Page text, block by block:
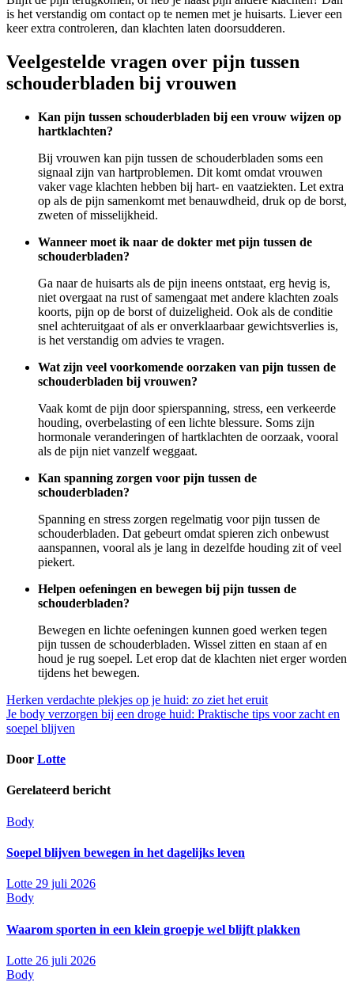
is het verstandig om contact op te nemen met je huisarts. Liever een
keer extra controleren, dan klachten laten doorsudderen.
Veelgestelde vragen over pijn tussen
schouderbladen bij vrouwen
Kan pijn tussen schouderbladen bij een vrouw wijzen op
hartklachten?
Bij vrouwen kan pijn tussen de schouderbladen soms een
signaal zijn van hartproblemen. Dit komt omdat vrouwen
vaker vage klachten hebben bij hart- en vaatziekten. Let extra
op als de pijn samenkomt met benauwdheid, druk op de borst,
zweten of misselijkheid.
Wanneer moet ik naar de dokter met pijn tussen de
schouderbladen?
Ga naar de huisarts als de pijn ineens ontstaat, erg hevig is,
niet overgaat na rust of samengaat met andere klachten zoals
koorts, pijn op de borst of duizeligheid. Ook als de conditie
snel achteruitgaat of als er onverklaarbaar gewichtsverlies is,
is het verstandig om advies te vragen.
Wat zijn veel voorkomende oorzaken van pijn tussen de
schouderbladen bij vrouwen?
Vaak komt de pijn door spierspanning, stress, een verkeerde
houding, overbelasting of een lichte blessure. Soms zijn
hormonale veranderingen of hartklachten de oorzaak, vooral
als de pijn niet vanzelf weggaat.
Kan spanning zorgen voor pijn tussen de
schouderbladen?
Spanning en stress zorgen regelmatig voor pijn tussen de
schouderbladen. Dat gebeurt omdat spieren zich onbewust
aanspannen, vooral als je lang in dezelfde houding zit of veel
piekert.
Helpen oefeningen en bewegen bij pijn tussen de
schouderbladen?
Bewegen en lichte oefeningen kunnen goed werken tegen
pijn tussen de schouderbladen. Wissel zitten en staan af en
houd je rug soepel. Let erop dat de klachten niet erger worden
tijdens het bewegen.
Bericht
navigatie
Herken verdachte plekjes op je huid: zo ziet het eruit
Je body verzorgen bij een droge huid: Praktische tips voor zacht en
soepel blijven
Door Lotte
Gerelateerd bericht
Body
Soepel blijven bewegen in het dagelijks leven
Lotte 29 juli 2026
Body
Waarom sporten in een klein groepje wel blijft plakken
Lotte 26 juli 2026
Body